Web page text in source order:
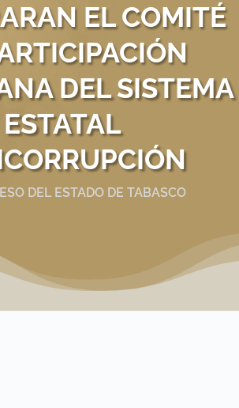
EL COMITÉ
DEL SISTEMA
ESTATAL
DEL ESTADO DE TABASCO